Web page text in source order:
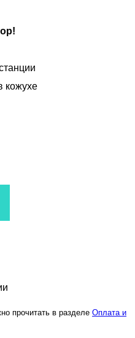
кожухе
прочитать в разделе Оплата и